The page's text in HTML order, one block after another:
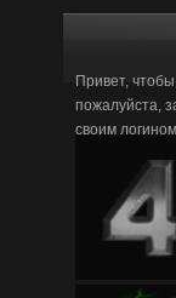
Привет,
пожалуйста,
своим логином